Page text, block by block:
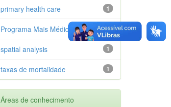
1
primary health care
1
Programa Mais Médicos (PMM)
1
spatial analysis
1
taxas de mortalidade
Áreas de conhecimento